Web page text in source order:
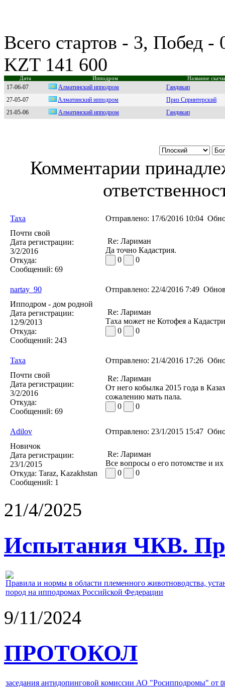
Всего стартов - 3, Побед
KZT 141 600
Дата Ипподром Название
17-06-07 Алматинский ипподром
Гандикап
27-05-07
Aлматинcкий иппoдрoм
Приз Спринтерский
21-05-06
Алматинский ипподpом Гандикап
Комментарии
Taxa Отправлено: 17/6/2016 10:04
Почти свой
Дата регистрации:
3/2/2016
Откуда:
Сообщений: 69
Re: Лариман
Да точно Кадастрия.
0
0
nartay_90 Отправлено: 22/4/2016 7:49
Ипподром - дом родной
Дата регистрации:
12/9/2013
Откуда:
Сообщений: 243
Re: Лариман
Таха может не Котофея а
0
0
Taxa Отправлено: 21/4/2016 17:26
Почти свой
Дата регистрации:
3/2/2016
Откуда:
Сообщений: 69
Re: Лариман
От него кобылка 2015 года в
сожалению мать пала.
0
0
Adilov Отправлено: 23/1/2015 15:47
Новичок
Дата регистрации:
23/1/2015
Откуда: Taraz, Kazakhstan
Сообщений: 1
Re: Лариман
Все вопросы о его потомстве и
0
0
21/4/2025
Испытания ЧКВ.
Правила и нормы в области племенного животноводства,
пород на ипподромах Российской Федерации
9/11/2024
ПРОТОКОЛ
заседания антидопинговой комиссии АО "Росипподромы" от